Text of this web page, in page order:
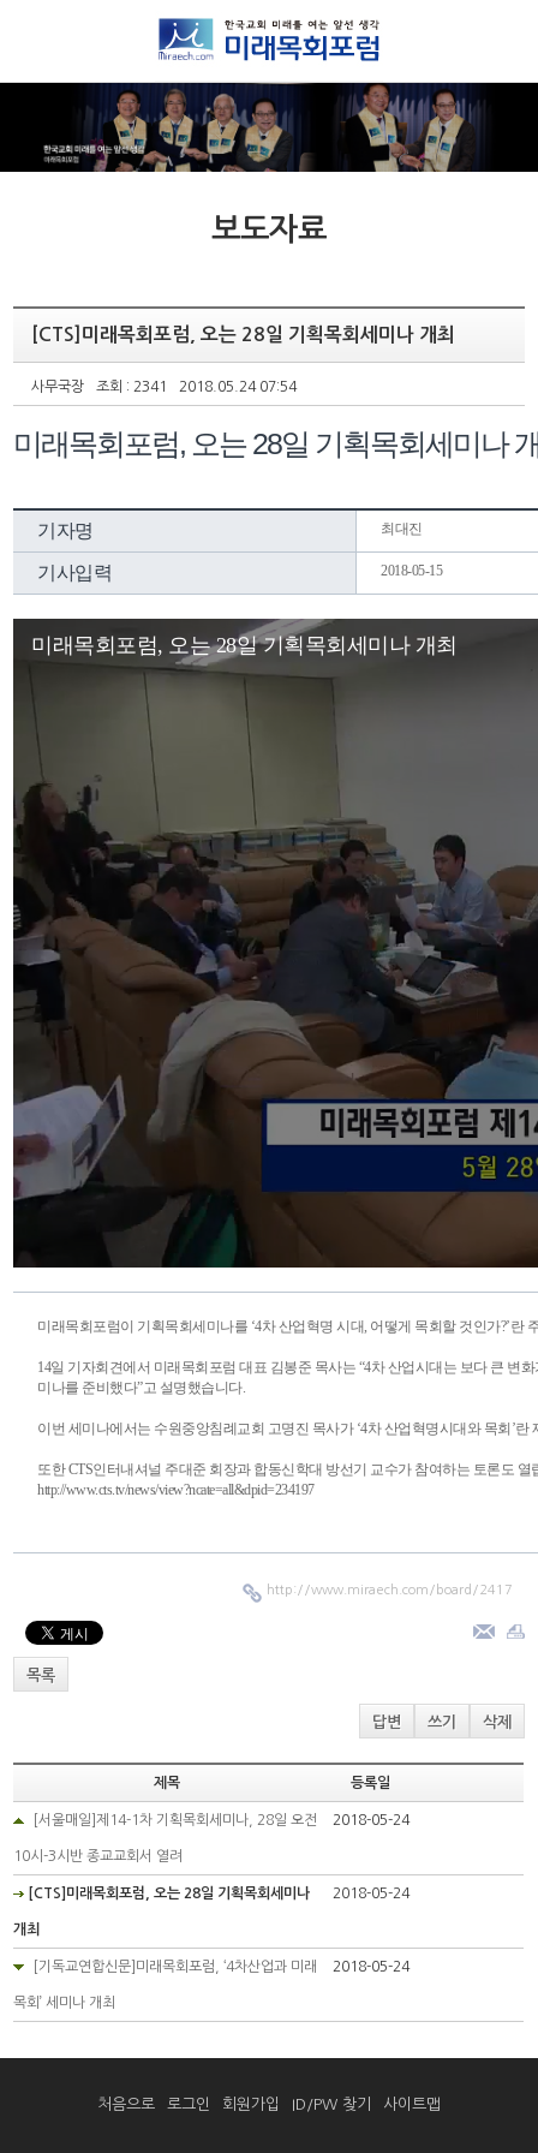
보도자료
[CTS]미래목회포럼, 오는 28일 기획목회세미나 개최
사무국장 조회 : 2341 2018.05.24 07:54
미래목회포럼, 오는 28일 기획목회세미나
기자명 최대진
기사입력 2018-05-15
미래목회포럼, 오는 28일 기획목회세미나 개최
미래목회포럼이 기획목회세미나를 ‘4차 산업혁명 시대, 어떻게 목회할 것인가?’란
14일 기자회견에서 미래목회포럼 대표 김봉준 목사는 “4차 산업시대는 보다 큰
미나를 준비했다”고 설명했습니다.
이번 세미나에서는 수원중앙침례교회 고명진 목사가 ‘4차 산업혁명시대와 목회’
또한 CTS인터내셔널 주대준 회장과 합동신학대 방선기 교수가 참여하는 토론도 열
http://www.cts.tv/news/view?ncate=all&dpid=234197
http://www.miraech.com/board/2417
목록
답변 쓰기 삭제
제목 등록일
[서울매일]제14-1차 기획목회세미나, 28일 오전
10시-3시반 종교교회서 열려
2018-05-24
[CTS]미래목회포럼, 오는 28일 기획목회세미나
개최
2018-05-24
[기독교연합신문]미래목회포럼, ‘4차산업과 미래
목회’ 세미나 개최
2018-05-24
처음으로 로그인 회원가입 ID/PW 찾기 사이트맵